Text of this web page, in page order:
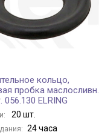
кольцо,
пробка маслосливн.
056.130 ELRING
20 шт.
24 часа